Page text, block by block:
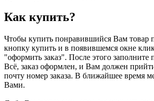
Как купить?
Чтобы купить понравившийся Вам товар
кнопку купить и в появившемся окне
"оформить заказ". После этого заполните
Всё, заказ оформлен, и Вам должен
почту номер заказа. В ближайшее время
Вами.